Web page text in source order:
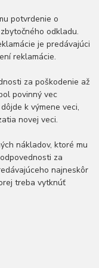
potvrdenie o
odkladu.
je predávajúci
reklamácie.
za poškodenie až
povinný vec
k výmene veci,
novej veci.
nákladov, ktoré mu
za
najneskôr
treba vytknúť